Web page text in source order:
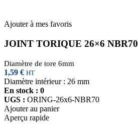
Ajouter à mes favoris
JOINT TORIQUE 26×6 NBR70
Diamètre de tore 6mm
1,59 € HT
Diamètre intérieur : 26 mm
En stock : 0
UGS : ORING-26x6-NBR70
Ajouter au panier
Aperçu rapide